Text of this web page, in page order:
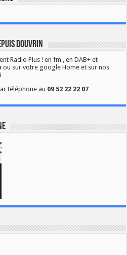
Douvrin
Radio Plus ! en fm , en DAB+ et
ou sur votre google Home et sur nos
téléphone au 09 52 22 22 07